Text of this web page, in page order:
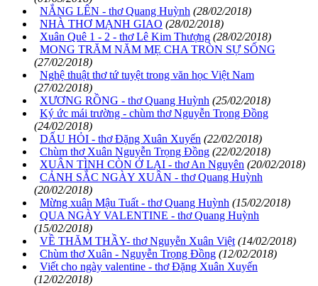
NẮNG LÊN - thơ Quang Huỳnh (28/02/2018)
NHÀ THƠ MẠNH GIAO (28/02/2018)
Xuân Quê 1 - 2 - thơ Lê Kim Thượng (28/02/2018)
MONG TRĂM NĂM MẸ CHA TRÒN SỰ SỐNG
(27/02/2018)
Nghệ thuật thơ tứ tuyệt trong văn học Việt Nam
(27/02/2018)
XƯƠNG RỒNG - thơ Quang Huỳnh (25/02/2018)
Ký ức mái trường - chùm thơ Nguyễn Trọng Đồng
(24/02/2018)
DẤU HỎI - thơ Đặng Xuân Xuyến (22/02/2018)
Chùm thơ Xuân Nguyễn Trọng Đồng (22/02/2018)
XUÂN TÌNH CÒN Ở LẠI - thơ An Nguyên (20/02/2018)
CẢNH SẮC NGÀY XUÂN - thơ Quang Huỳnh
(20/02/2018)
Mừng xuân Mậu Tuất - thơ Quang Huỳnh (15/02/2018)
QUA NGÀY VALENTINE - thơ Quang Huỳnh
(15/02/2018)
VỀ THĂM THẦY- thơ Nguyễn Xuân Việt (14/02/2018)
Chùm thơ Xuân - Nguyễn Trọng Đồng (12/02/2018)
Viết cho ngày valentine - thơ Đặng Xuân Xuyến
(12/02/2018)